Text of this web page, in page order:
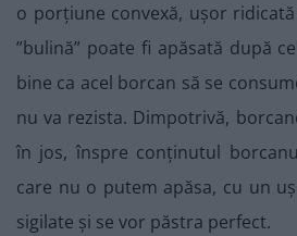
o porțiune convexă, ușor
”bulină” poate fi apăsată după
bine ca acel borcan să se
nu va rezista. Dimpotrivă,
în jos, înspre conținutul
care nu o putem apăsa, cu un
sigilate și se vor păstra perfect.